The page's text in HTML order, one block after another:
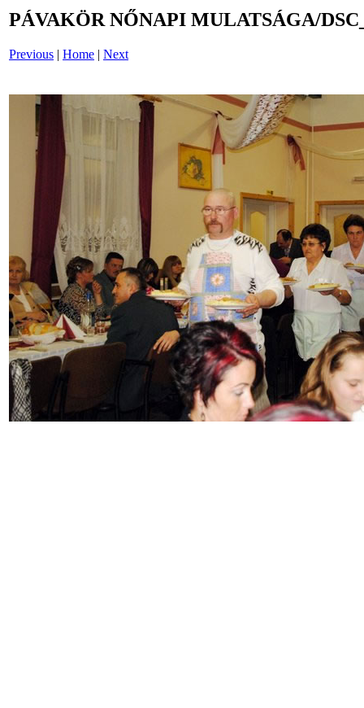
PÁVAKÖR NŐNAPI MULATSÁGA/
Previous | Home | Next